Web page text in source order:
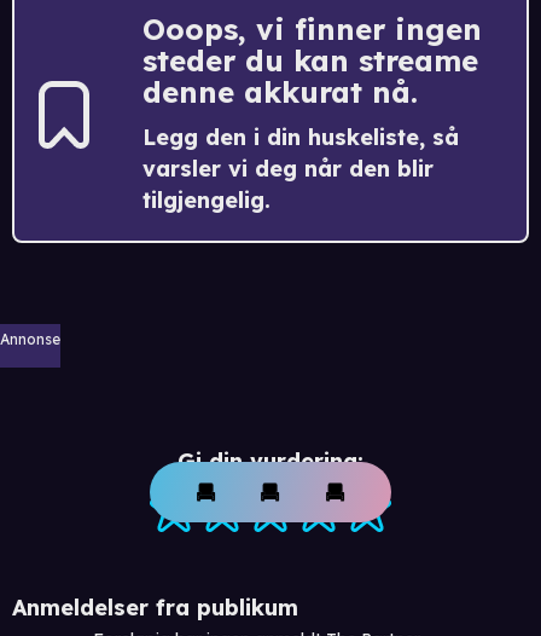
Ooops, vi finner ingen
steder du kan streame
denne akkurat nå.
Legg den i din huskeliste, så
varsler vi deg når den blir
tilgjengelig.
Annonse
Gi din vurdering:
Anmeldelser fra publikum